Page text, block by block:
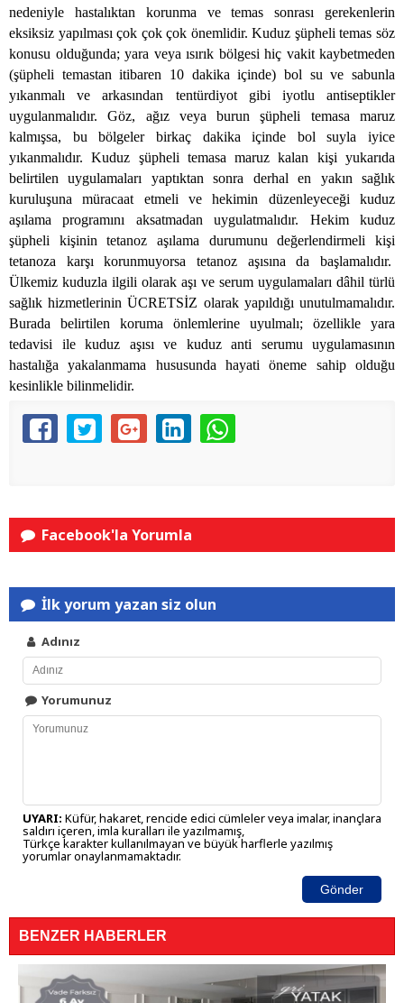
nedeniyle hastalıktan korunma ve temas sonrası gerekenlerin
eksiksiz yapılması çok çok çok önemlidir. Kuduz şüpheli temas söz
konusu olduğunda; yara veya ısırık bölgesi hiç vakit kaybetmeden
(şüpheli temastan itibaren 10 dakika içinde) bol su ve sabunla
yıkanmalı ve arkasından tentürdiyot gibi iyotlu antiseptikler
uygulanmalıdır. Göz, ağız veya burun şüpheli temasa maruz
kalmışsa, bu bölgeler birkaç dakika içinde bol suyla iyice
yıkanmalıdır. Kuduz şüpheli temasa maruz kalan kişi yukarıda
belirtilen uygulamaları yaptıktan sonra derhal en yakın sağlık
kuruluşuna müracaat etmeli ve hekimin düzenleyeceği kuduz
aşılama programını aksatmadan uygulatmalıdır. Hekim kuduz
şüpheli kişinin tetanoz aşılama durumunu değerlendirmeli kişi
tetanoza karşı korunmuyorsa tetanoz aşısına da başlamalıdır.
Ülkemiz kuduzla ilgili olarak aşı ve serum uygulamaları dâhil türlü
sağlık hizmetlerinin ÜCRETSİZ olarak yapıldığı unutulmamalıdır.
Burada belirtilen koruma önlemlerine uyulmalı; özellikle yara
tedavisi ile kuduz aşısı ve kuduz anti serumu uygulamasının
hastalığa yakalanmama hususunda hayati öneme sahip olduğu
kesinlikle bilinmelidir.
Facebook'la Yorumla
İlk yorum yazan siz olun
Adınız
Yorumunuz
UYARI: Küfür, hakaret, rencide edici cümleler veya imalar, inançlara
saldırı içeren, imla kuralları ile yazılmamış,
Türkçe karakter kullanılmayan ve büyük harflerle yazılmış
yorumlar onaylanmamaktadır.
Gönder
BENZER HABERLER